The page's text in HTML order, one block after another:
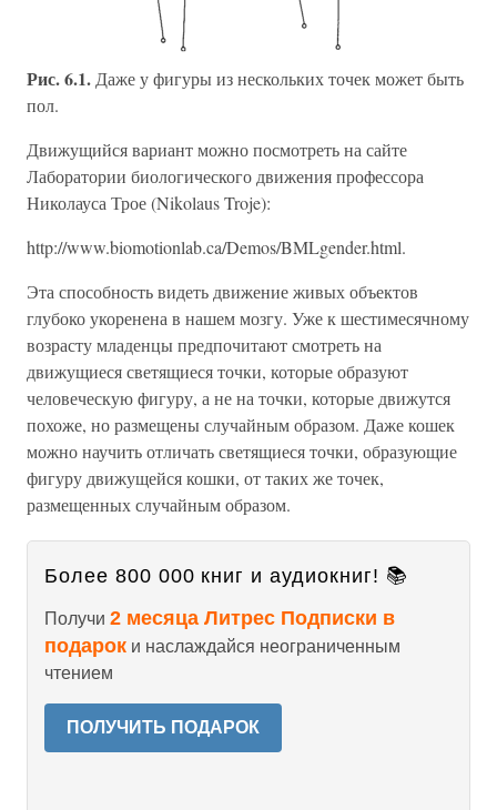
Рис. 6.1. Даже у фигуры из нескольких точек может быть
пол.
Движущийся вариант можно посмотреть на сайте
Лаборатории биологического движения профессора
Николауса Трое (Nikolaus Troje):
http://www.biomotionlab.ca/Demos/BMLgender.html.
Эта способность видеть движение живых объектов
глубоко укоренена в нашем мозгу. Уже к шестимесячному
возрасту младенцы предпочитают смотреть на
движущиеся светящиеся точки, которые образуют
человеческую фигуру, а не на точки, которые движутся
похоже, но размещены случайным образом. Даже кошек
можно научить отличать светящиеся точки, образующие
фигуру движущейся кошки, от таких же точек,
размещенных случайным образом.
Более 800 000 книг и аудиокниг! 📚
Получи 2 месяца Литрес Подписки в
подарок и наслаждайся неограниченным
чтением
ПОЛУЧИТЬ ПОДАРОК